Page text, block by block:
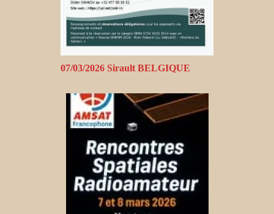
07/03/2026 Sirault BELGIQUE